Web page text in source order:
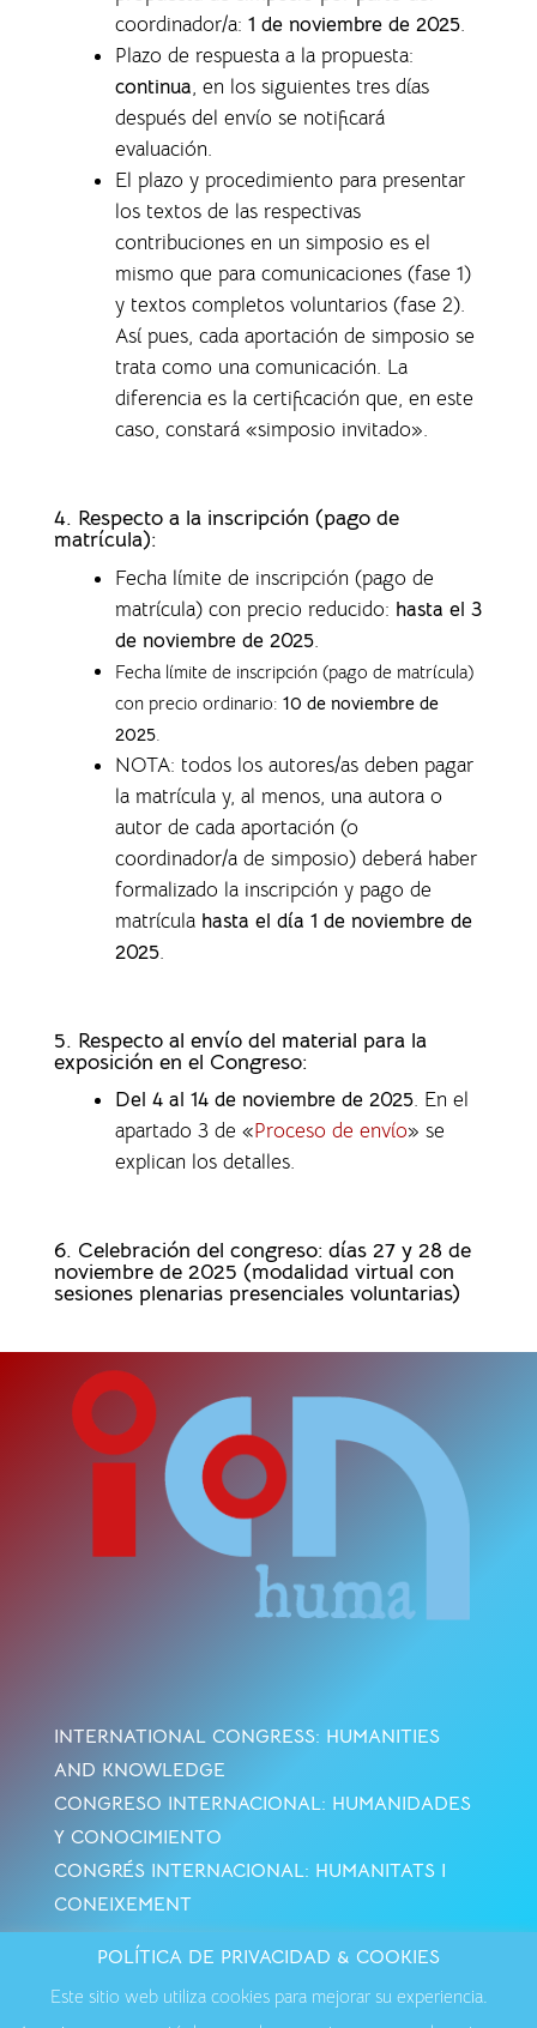
coordinador/a: 1 de noviembre de 2025.
Plazo de respuesta a la propuesta:
continua, en los siguientes tres días
después del envío se notificará
evaluación.
El plazo y procedimiento para presentar
los textos de las respectivas
contribuciones en un simposio es el
mismo que para comunicaciones (fase 1)
y textos completos voluntarios (fase 2).
Así pues, cada aportación de simposio se
trata como una comunicación. La
diferencia es la certificación que, en este
caso, constará «simposio invitado».
4. Respecto a la inscripción (pago de
matrícula):
Fecha límite de inscripción (pago de
matrícula) con precio reducido: hasta el 3
de noviembre de 2025.
Fecha límite de inscripción (pago de matrícula)
con precio ordinario: 10 de noviembre de
2025.
NOTA: todos los autores/as deben pagar
la matrícula y, al menos, una autora o
autor de cada aportación (o
coordinador/a de simposio) deberá haber
formalizado la inscripción y pago de
matrícula hasta el día 1 de noviembre de
2025.
5. Respecto al envío del material para la
exposición en el Congreso:
Del 4 al 14 de noviembre de 2025. En el
apartado 3 de «Proceso de envío» se
explican los detalles.
6. Celebración del congreso: días 27 y 28 de
noviembre de 2025 (modalidad virtual con
sesiones plenarias presenciales voluntarias)
INTERNATIONAL CONGRESS: HUMANITIES
AND KNOWLEDGE
CONGRESO INTERNACIONAL: HUMANIDADES
Y CONOCIMIENTO
CONGRÉS INTERNACIONAL: HUMANITATS I
CONEIXEMENT
Privacidad·Contactar
POLÍTICA DE PRIVACIDAD & COOKIES
Este sitio web utiliza cookies para mejorar su experiencia.